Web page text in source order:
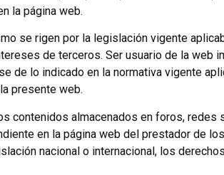
la página web.
se rigen por la legislación vigente
de terceros. Ser usuario de la web
de lo indicado en la normativa vigente
presente web.
contenidos almacenados en foros, redes
en la página web del prestador de
nacional o internacional, los